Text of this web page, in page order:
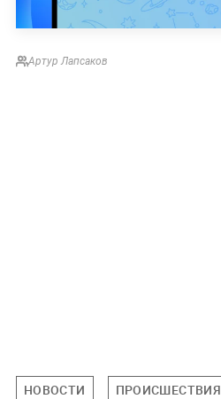
Артур Лапсаков
НОВОСТИ ПРОИСШЕСТВИЯ